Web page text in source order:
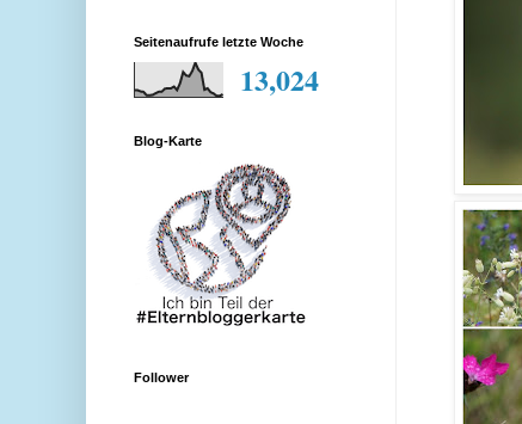
Seitenaufrufe letzte Woche
13,024
Blog-Karte
Follower